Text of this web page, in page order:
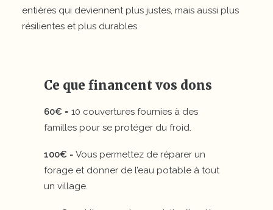
entières qui deviennent plus justes, mais aussi plus
résilientes et plus durables.
Ce que financent vos dons
60€ = 10 couvertures fournies à des
familles pour se protéger du froid.
100€ = Vous permettez de réparer un
forage et donner de l’eau potable à tout
un village.